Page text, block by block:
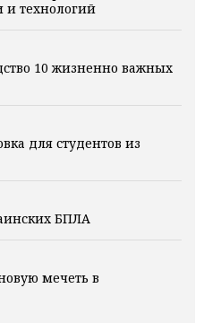
и технологий
10 жизненно важных
для студентов из
БПЛА
мечеть в